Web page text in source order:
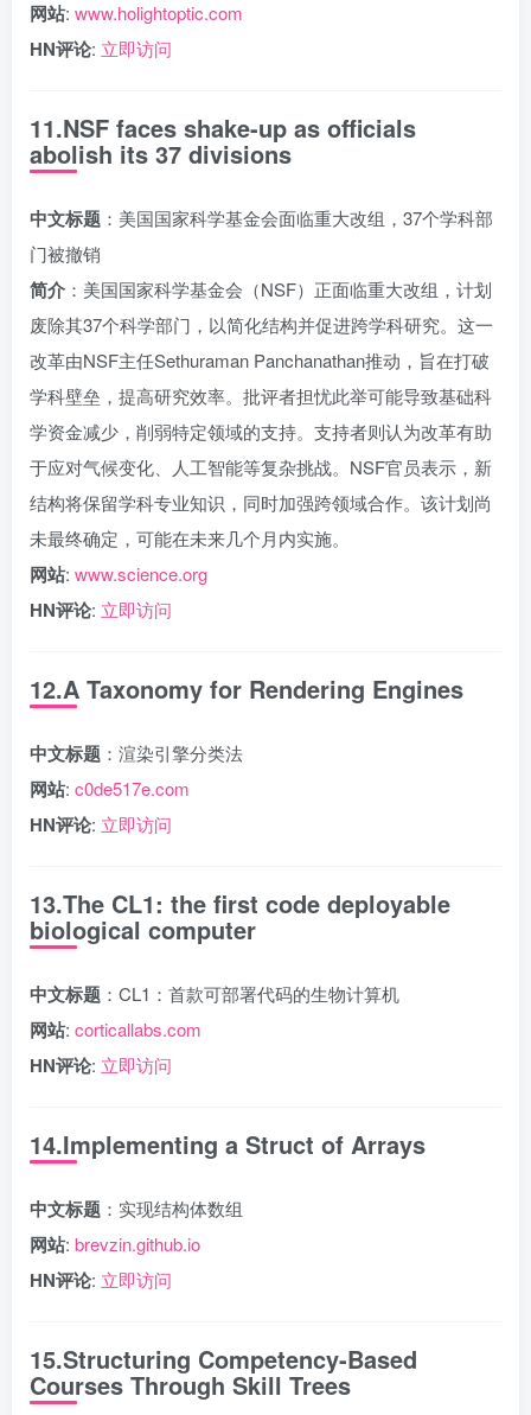
网站: www.holightoptic.com
HN评论: 立即访问
11.NSF faces shake-up as officials
abolish its 37 divisions
中文标题 ：美国国家科学基金会面临重大改组，37个学科部
门被撤销
简介 ：美国国家科学基金会（NSF）正面临重大改组，计划
废除其37个科学部门，以简化结构并促进跨学科研究。这一
改革由NSF主任Sethuraman Panchanathan推动，旨在打破
学科壁垒，提高研究效率。批评者担忧此举可能导致基础科
学资金减少，削弱特定领域的支持。支持者则认为改革有助
于应对气候变化、人工智能等复杂挑战。NSF官员表示，新
结构将保留学科专业知识，同时加强跨领域合作。该计划尚
未最终确定，可能在未来几个月内实施。
网站: www.science.org
HN评论: 立即访问
12.A Taxonomy for Rendering Engines
中文标题 ：渲染引擎分类法
网站: c0de517e.com
HN评论: 立即访问
13.The CL1: the first code deployable
biological computer
中文标题 ：CL1：首款可部署代码的生物计算机
网站: corticallabs.com
HN评论: 立即访问
14.Implementing a Struct of Arrays
中文标题 ：实现结构体数组
网站: brevzin.github.io
HN评论: 立即访问
15.Structuring Competency-Based
Courses Through Skill Trees